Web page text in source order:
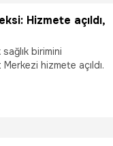
Hizmete açıldı,
birimini
hizmete açıldı.